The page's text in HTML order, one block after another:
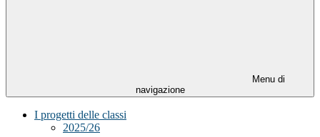
Menu di
navigazione
I progetti delle classi
2025/26